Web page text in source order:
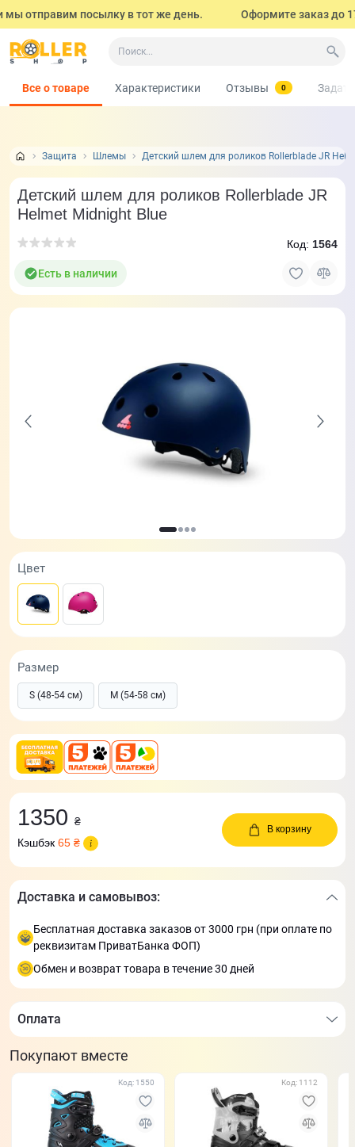
отправим посылку в тот же день. Оформите заказ до
Защита Шлемы Детский шлем для роликов Rollerblade JR
Все о товаре Характеристики Отзывы 0
Детский шлем для роликов Rollerblade JR
Helmet Midnight Blue
Есть в наличии
Код: 1564
Цвет
Размер
S (48-54 см) M (54-58 см)
1350 ₴
Кэшбэк 65 ₴
В корзину
Доставка и самовывоз:
Бесплатная доставка заказов от 3000 грн (при оплате по
реквизитам ПриватБанка ФОП)
Обмен и возврат товара в течение 30 дней
Оплата
Покупают вместе
Код: 1550 Код: 1112